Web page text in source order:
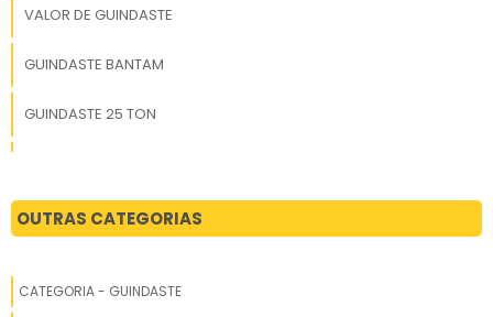
VALOR DE GUINDASTE
GUINDASTE BANTAM
GUINDASTE 25 TON
GUINDASTE 70 TONELADAS
OUTRAS CATEGORIAS
CATEGORIA - GUINDASTE